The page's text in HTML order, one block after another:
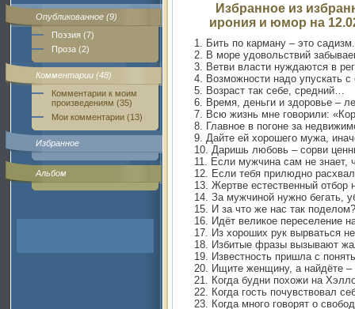
Опубликованное (9)
Поэзия (7)
Проза (2)
Комментарии (48)
Комментарии к моим
произведениям (35)
Мои комментарии (13)
Избранное
Альбом
Избранное из
ирония и юмор на
1. Бить по карману – это садизм.
2. В море удовольствий
3. Ветви власти нуждаются в
4. Возможности надо упускать с
5. Возраст так себе, средний…
6. Время, деньги и здоровье –
7. Всю жизнь мне говорили:
8. Главное в погоне за
9. Дайте ей хорошего мужа,
10. Даришь любовь – сорви
11. Если мужчина сам не знает,
12. Если тебя прилюдно
13. Жертве естественный отбор
14. За мужчиной нужно бегать,
15. И за что же нас так поделом?
16. Идёт великое переселение
17. Из хороших рук вырваться
18. Избитые фразы вызывают
19. Известность пришла с
20. Ищите женщину, а найдёте –
21. Когда будни похожи на
22. Когда гость почувствовал
23. Когда много говорят о